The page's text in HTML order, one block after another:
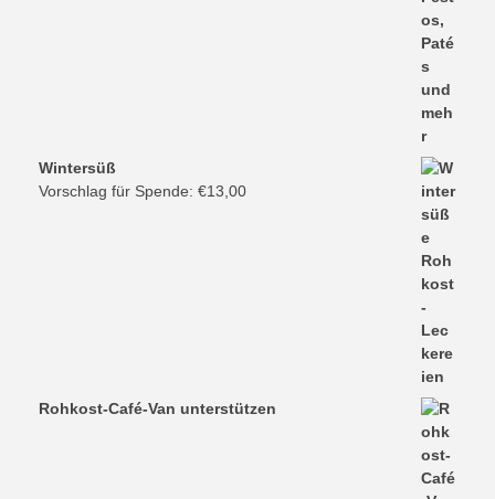
Wintersüß
Vorschlag für Spende: €13,00
Rohkost-Café-Van unterstützen